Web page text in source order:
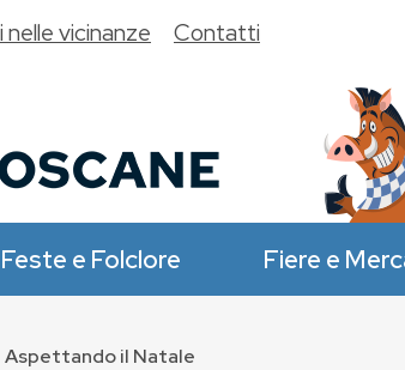
Feste e Folclore Fiere e
vicinanze Contatti
Aspettando il Natale